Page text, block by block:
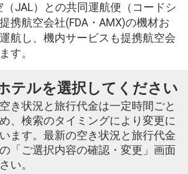
（JAL）との共同運航便（コードシ
携航空会社(FDA・AMX)の機材お
航し、機内サービスも提携航空会
す。
テルを選択してください
き状況と旅行代金は一定時間ごと
、検索のタイミングにより変更に
ます。最新の空き状況と旅行代金
「ご選択内容の確認・変更」画面
い。